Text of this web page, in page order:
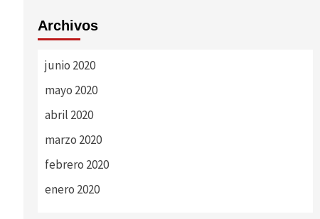
Archivos
junio 2020
mayo 2020
abril 2020
marzo 2020
febrero 2020
enero 2020